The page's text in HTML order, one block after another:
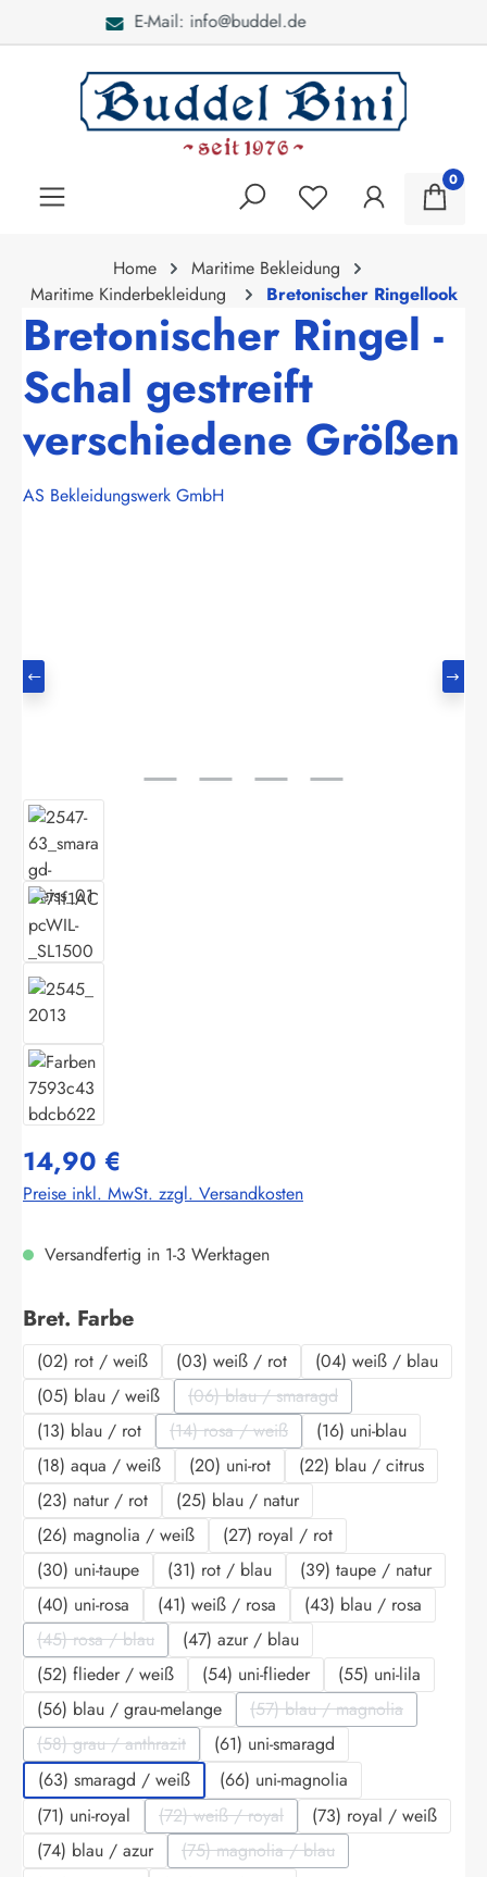
Bei Fragen: 040 - 46 28 52
0
Home
Maritime Bekleidung
Maritime Kinderbekleidung
Bretonischer Ringellook
Bretonischer Ringel -
Schal gestreift
verschiedene Größen
AS Bekleidungswerk GmbH
14,90 €
Preise inkl. MwSt. zzgl. Versandkosten
Versandfertig in 1-3 Werktagen
Bret. Farbeauswählen
(02) rot / weiß (03) weiß / rot
(04) weiß / blau
(05) blau / weiß
(06) blau / smaragd
(Diese Option ist zurzeit nicht
(13) blau / rot (14) rosa / weiß
(Diese Option ist zurzeit nicht
(16) uni-blau
(18) aqua / weiß
(20) uni-rot
(22) blau / citrus
(23) natur / rot
(25) blau / natur
(26) magnolia / weiß
(27) royal / rot
(30) uni-taupe
(31) rot / blau
(39) taupe / natur
(40) uni-rosa
(41) weiß / rosa
(43) blau / rosa
(45) rosa / blau
(Diese Option ist zurzeit nicht verfügbar.)
(47) azur / blau
(52) flieder / weiß
(54) uni-flieder
(55) uni-lila
(56) blau / grau-melange
(57) blau / magnolia
(Diese Option ist zurzeit
(58) grau / anthrazit
(Diese Option ist zurzeit nicht verfügbar.)
(61) uni-smaragd
(63) smaragd / weiß
(66) uni-magnolia
(71) uni-royal
(72) weiß / royal
(Diese Option ist zurzeit nicht verfügbar.)
(73) royal / weiß
(74) blau / azur
(75) magnolia / blau
(Diese Option ist zurzeit nicht